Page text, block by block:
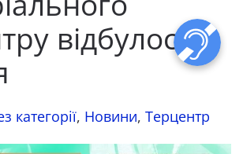
відбулось
категорії, Новини, Терцентр